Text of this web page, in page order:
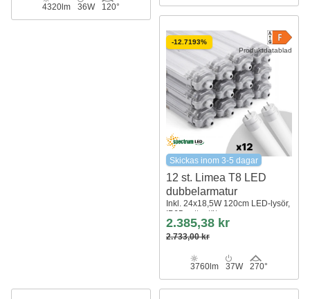
4320lm 36W 120°
Produktdatablad
-12.7193%
Skickas inom 3-5 dagar
12 st. Limea T8 LED
dubbelarmatur
Inkl. 24x18,5W 120cm LED-lysör,
IP65 vattentät
2.385,38 kr
2.733,00 kr
3760lm 37W 270°